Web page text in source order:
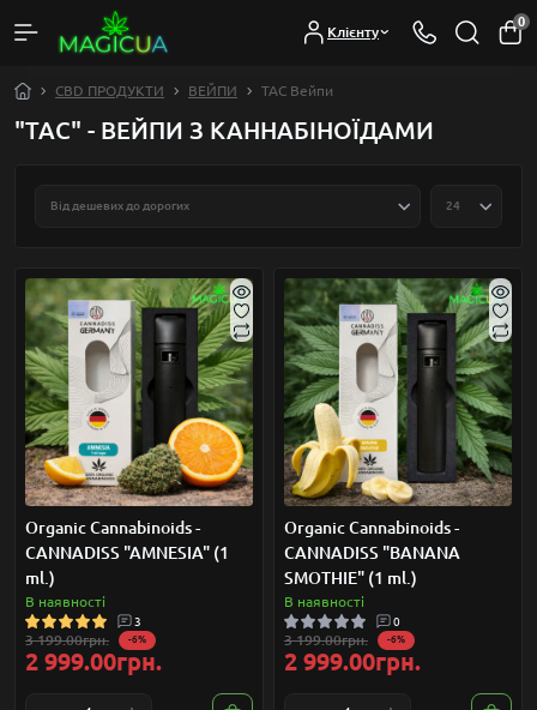
Клієнту
0
CBD ПРОДУКТИ ВЕЙПИ TAC Вейпи
"TAC" - ВЕЙПИ З КАННАБІНОЇДАМИ
Organic Cannabinoids -
CANNADISS "AMNESIA" (1
ml.)
В наявності
3
3 199.00грн. -6%
2 999.00грн.
Organic Cannabinoids -
CANNADISS "BANANA
SMOTHIE" (1 ml.)
В наявності
0
3 199.00грн. -6%
2 999.00грн.